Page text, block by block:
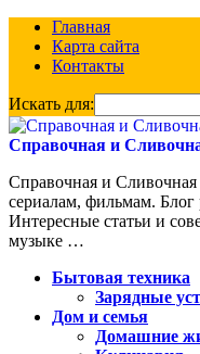
Главная
Карта сайта
Контакты
Искать для:
Справочная и
Справочная и
сериалам, фильмам. Блог
Интересные статьи и
музыке …
Бытовая техника
Зарядные
Дом и семья
Домашние